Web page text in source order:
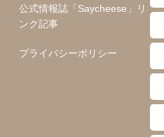
公式情報誌「Saycheese」リ
ンク記事
プライバシーポリシー